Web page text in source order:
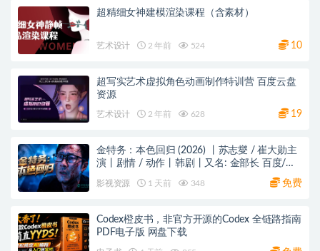
超精细女神建模渲染课程（含素材）
艺术设计 2 年前 524 10
超写实艺术虚拟角色动画制作特训营 百度云盘
资源
艺术设计 2 年前 628 19
金特务：本色回归 (2026) 丨苏志燮 / 崔大勋主
演丨剧情 / 动作丨韩剧丨又名: 金部长 百度/夸
影视资源 1 天前 348 免费
Codex橙皮书，非官方开源的Codex 全链路指南
PDF电子版 网盘下载